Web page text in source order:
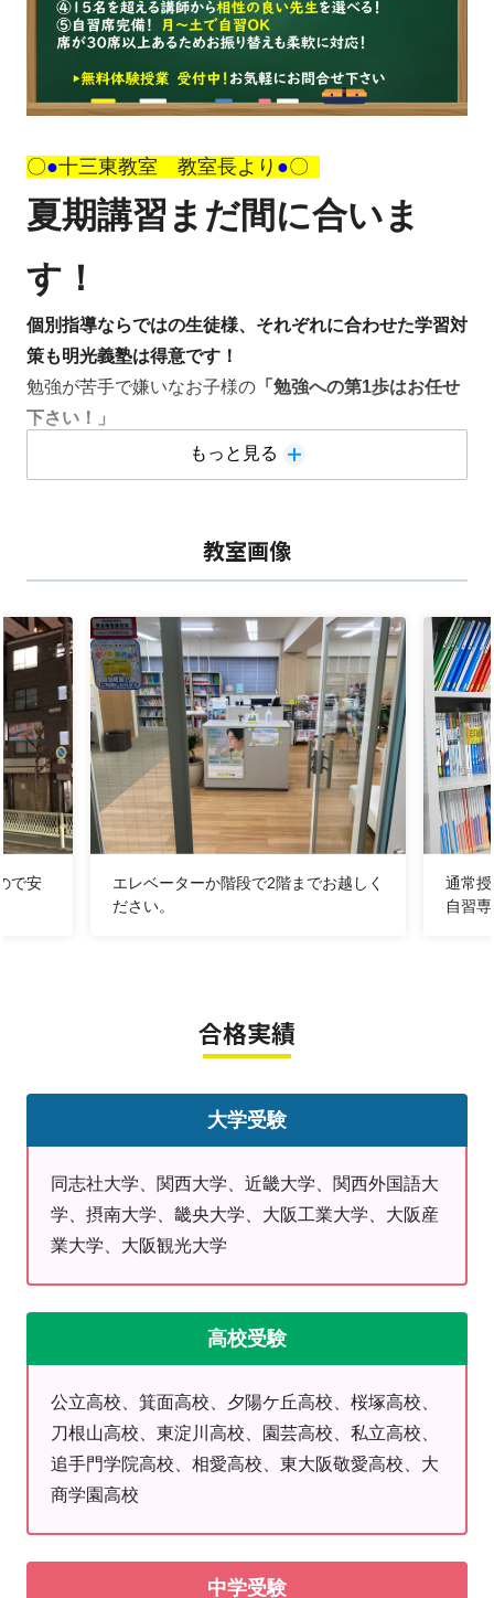
〇●十三東教室 教室長より ●〇
夏期講習まだ間に合いま
す！
個別指導ならではの生徒様、それぞれに合わせた学習対
策も明光義塾は得意です！
勉強が苦手で嫌いなお子様の「勉強への第1歩はお任せ
下さい！」
勉強のはじまりはノートの書き方からで
す。途中式を書くクセ、余裕を持って英文を書くクセな
【中学・高校・大学受験対策】私立、公立、国立問わず
【自慢の講師陣】
地元出身の講師が多いため地域に根差
した進路指導をしています。また最近受験を終えたばか
りなのでリアルな学校情報をお伝えし、また子どもたち
の悩みにアドバイスをしています。
☆★明光義塾 十三東教室★☆
☆教科の選択
：習いたい教科だけ受講することができま
す
☆曜日や時間帯：部活や習い事に合わせて曜日や時間帯
を選べます
​​​☆お問い合わせ受付時間☆
【平日】13:00～21:30 【土曜】13:00～20:00
＜十三東教室について＞
▷小1～高3・既卒まで、全学年対応！
▷大通りに面している教室なので夜でも安心！
▷自習席(小中学生・高校生)あり！入会したその日から
使えます！
▷定期テスト対策もOK！
（ご予約06-6305-2301）担当 加藤
もっと見る
教室画像
で安
エレベーターか階段で2階までお越しく
ださい。
通常
自習
合格実績
大学受験
同志社大学、関西大学、近畿大学、関西外国語大
学、摂南大学、畿央大学、大阪工業大学、大阪産
業大学、大阪観光大学
高校受験
公立高校、箕面高校、夕陽ケ丘高校、桜塚高校、
刀根山高校、東淀川高校、園芸高校、私立高校、
追手門学院高校、相愛高校、東大阪敬愛高校、大
商学園高校
中学受験